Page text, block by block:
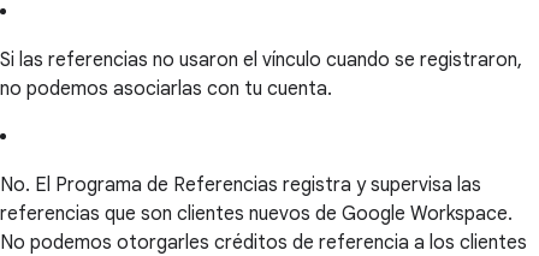
Si las referencias no usaron el vínculo cuando se registraron,
no podemos asociarlas con tu cuenta.
No. El Programa de Referencias registra y supervisa las
referencias que son clientes nuevos de Google Workspace.
No podemos otorgarles créditos de referencia a los clientes